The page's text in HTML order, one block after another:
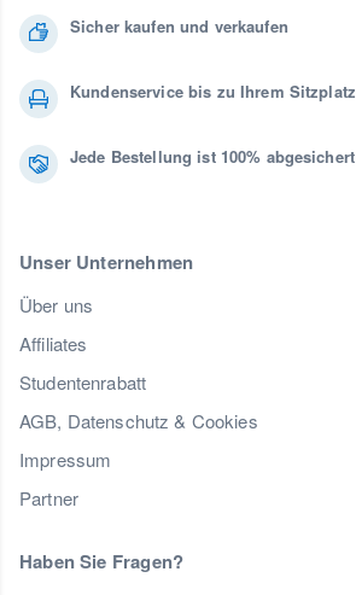
Sicher kaufen und verkaufen
Kundenservice bis zu Ihrem Sitzplatz
Jede Bestellung ist 100% abgesichert
Unser Unternehmen
Über uns
Affiliates
Studentenrabatt
AGB, Datenschutz & Cookies
Impressum
Partner
Haben Sie Fragen?